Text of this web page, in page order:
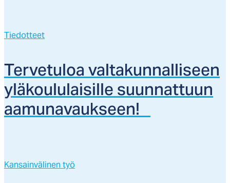
Tiedotteet
Ter­ve­tu­loa val­ta­kun­nal­li­seen
ylä­kou­lu­lai­sil­le suun­nat­tuun
aa­mu­na­vauk­seen!
Kansainvälinen työ